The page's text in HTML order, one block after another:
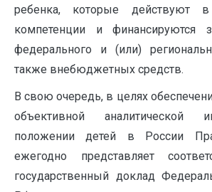
ребенка, которые действуют
компетенции и финансируются
федерального и (или)
также внебюджетных средств.
В свою очередь, в целях
объективной аналитической
положении детей в России
ежегодно представляет
государственный доклад